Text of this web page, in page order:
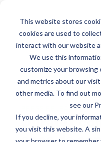
This website stores
cookies are used to
interact with our website
We use this
customize your browsing
and metrics about our
other media. To find out
see our
If you decline, your
you visit this website. A
Resources
PRESS RELEASE
Duratex
anos de